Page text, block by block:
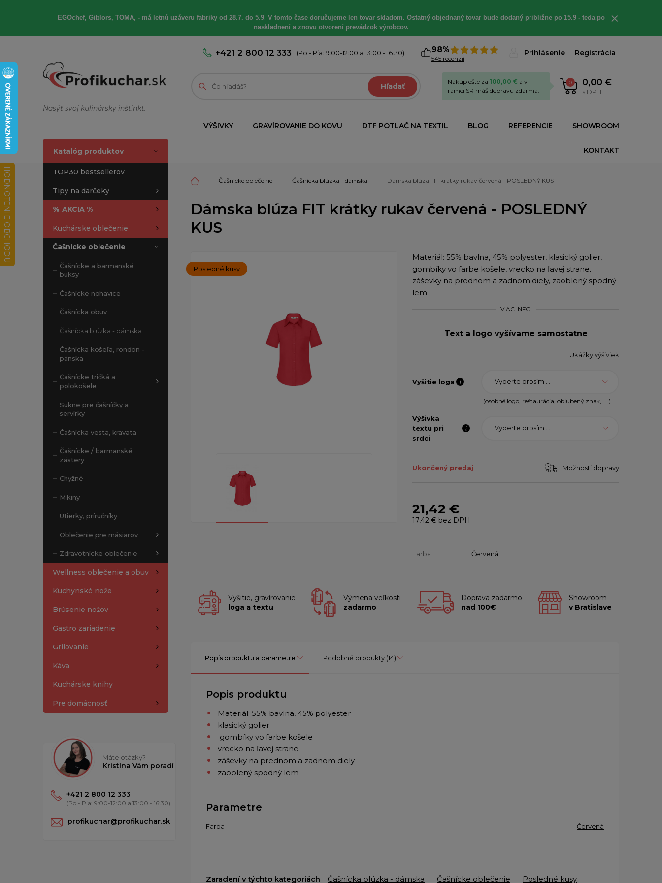
EGOchef, Giblors, TOMA, - má letnú uzáveru fabriky od 28.7. do 5.9. V tomto čase doručujeme len tovar skladom. Ostatný objednaný tovar bude dodaný približne po 15.9 - teda po
naskladnení a znovu otvorení prevádzok výrobcov.
×
Nasýť svoj kulinársky inštinkt.
+421 2 800 12 333 (Po - Pia: 9:00-12:00 a 13:00 - 16:30) 98%
545 recenzií
Prihlásenie Registrácia
Hľadať 0 0,00 €
s DPH
Nakúp ešte za 100,00 € a v
rámci SR máš dopravu zdarma.
VÝŠIVKY GRAVÍROVANIE DO KOVU DTF POTLAČ NA TEXTIL BLOG REFERENCIE SHOWROOM
KONTAKT
Katalóg produktov
TOP30 bestsellerov
Tipy na darčeky
% AKCIA %
Kuchárske oblečenie
Čašnícke oblečenie
Čašnícke a barmanské
buksy
Čašnícke nohavice
Čašnícka obuv
Čašnícka blúzka - dámska
Čašnícka košeľa, rondon -
pánska
Čašnícke tričká a
polokošele
Sukne pre čašníčky a
servírky
Čašnícka vesta, kravata
Čašnícke / barmanské
zástery
Chyžné
Mikiny
Utierky, príručníky
Oblečenie pre mäsiarov
Zdravotnícke oblečenie
Wellness oblečenie a obuv
Kuchynské nože
Brúsenie nožov
Gastro zariadenie
Grilovanie
Káva
Kuchárske knihy
Pre domácnosť
Máte otázky?
Kristína Vám poradí
+421 2 800 12 333
(Po - Pia: 9:00-12:00 a 13:00 - 16:30)
profikuchar@profikuchar.sk
Čašnícke oblečenie Čašnícka blúzka - dámska Dámska blúza FIT krátky rukav červená - POSLEDNÝ KUS
Dámska blúza FIT krátky rukav červená - POSLEDNÝ
KUS
Posledné kusy
Materiál: 55% bavlna, 45% polyester, klasický golier,
gombíky vo farbe košele, vrecko na ľavej strane,
záševky na prednom a zadnom diely, zaoblený spodný
lem
VIAC INFO
Text a logo vyšívame samostatne
Ukážky výšiviek
Vyšitie loga Vyberte prosím ...
(osobné logo, reštaurácia, obľubený znak, ... )
Výšivka
textu pri
srdci
Vyberte prosím ...
Ukončený predaj Možnosti dopravy
21,42 €
17,42 € bez DPH
Farba Červená
Vyšitie, gravírovanie
loga a textu
Výmena veľkosti
zadarmo
Doprava zadarmo
nad 100€
Showroom
v Bratislave
Popis produktu a parametre Podobné produkty (14)
Popis produktu
Materiál: 55% bavlna, 45% polyester
klasický golier
gombíky vo farbe košele
vrecko na ľavej strane
záševky na prednom a zadnom diely
zaoblený spodný lem
Parametre
Farba Červená
Zaradení v týchto kategoriách Čašnícka blúzka - dámska Čašnícke oblečenie Posledné kusy
HODNOTENIE OBCHODU